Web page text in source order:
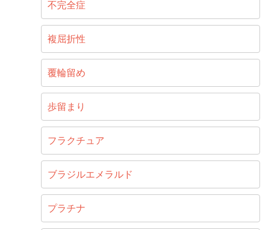
不完全症
複屈折性
覆輪留め
歩留まり
フラクチュア
ブラジルエメラルド
プラチナ